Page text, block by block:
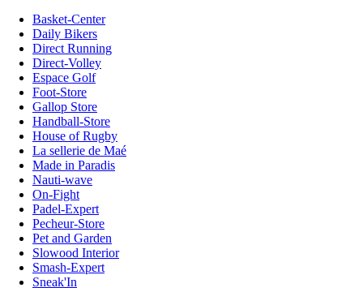
Basket-Center
Daily Bikers
Direct Running
Direct-Volley
Espace Golf
Foot-Store
Gallop Store
Handball-Store
House of Rugby
La sellerie de Maé
Made in Paradis
Nauti-wave
On-Fight
Padel-Expert
Pecheur-Store
Pet and Garden
Slowood Interior
Smash-Expert
Sneak'In